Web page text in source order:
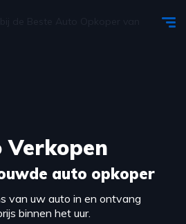
auto opkoper
van uw auto in en ontvang
binnen het uur.